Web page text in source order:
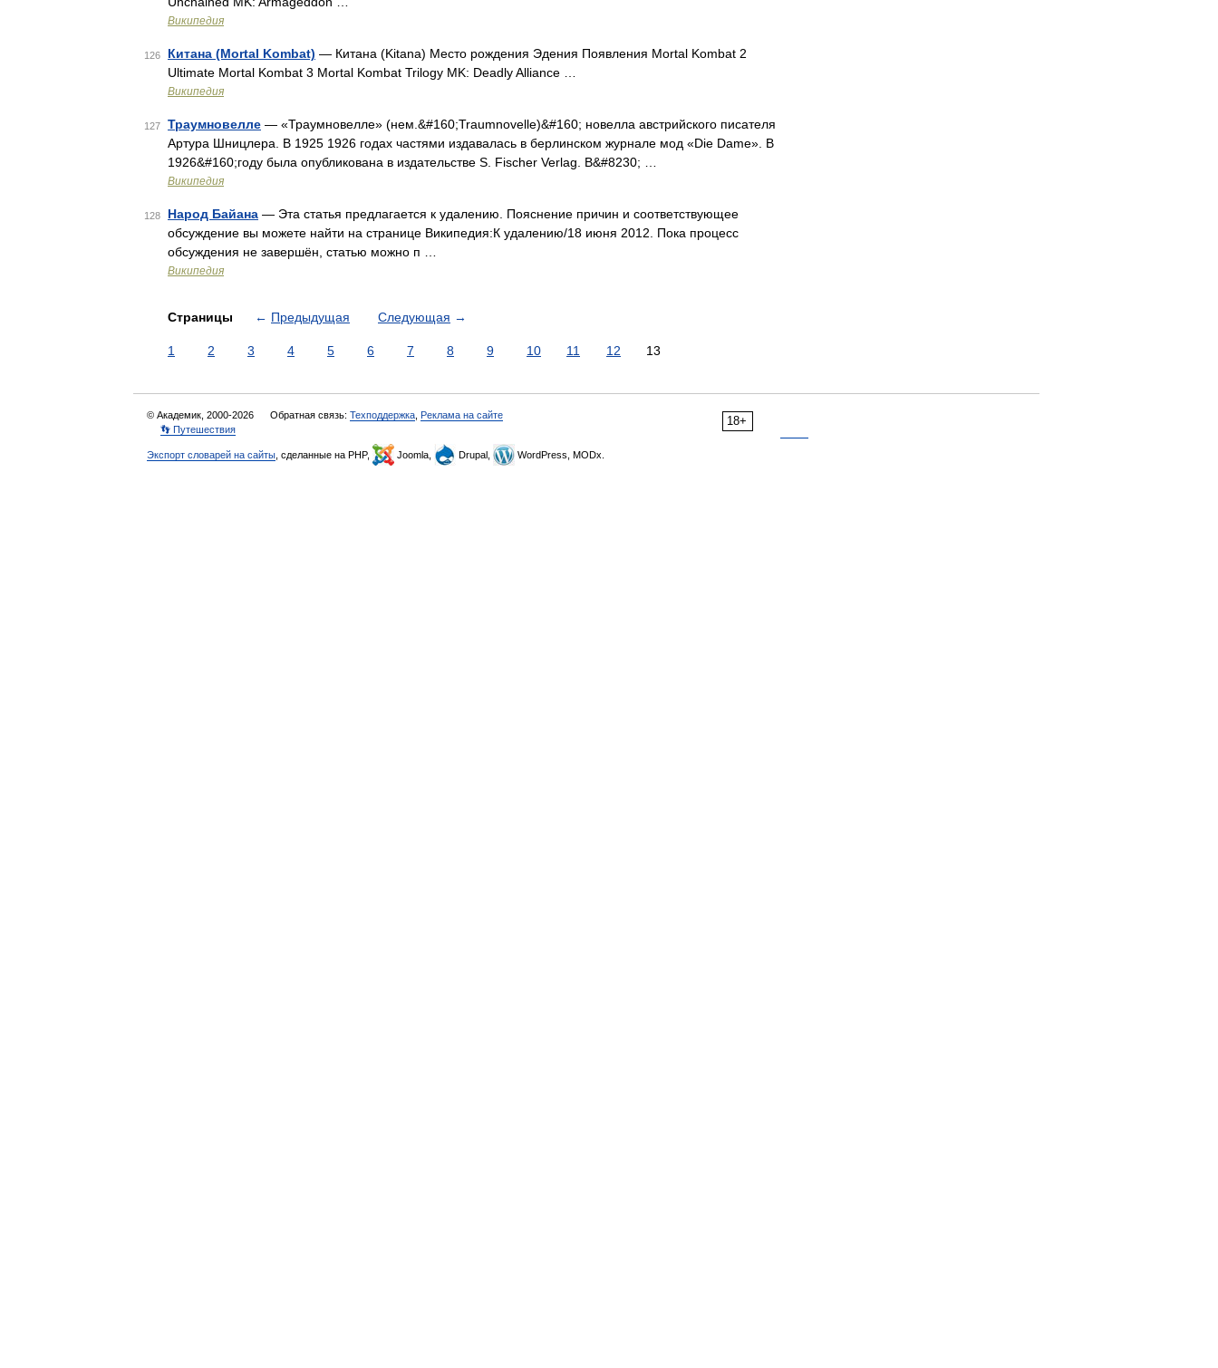
Википедия
126 Китана (Mortal Kombat) — Китана (Kitana) Место рождения Эдения Появления Mortal Kombat 2
Ultimate Mortal Kombat 3 Mortal Kombat Trilogy MK: Deadly Alliance …
Википедия
127 Траумновелле — «Траумновелле» (нем.&#160;Traumnovelle)&#160; новелла австрийского писателя
Артура Шницлера. В 1925 1926 годах частями издавалась в берлинском журнале мод «Die Dame». В
1926&#160;году была опубликована в издательстве S. Fischer Verlag. В&#8230; …
Википедия
128 Народ Байана — Эта статья предлагается к удалению. Пояснение причин и соответствующее
обсуждение вы можете найти на странице Википедия:К удалению/18 июня 2012. Пока процесс
обсуждения не завершён, статью можно п …
Википедия
Страницы ← Предыдущая Следующая →
1 2 3 4 5 6 7 8 9 10 11 12 13
18+
© Академик, 2000-2026 Обратная связь: Техподдержка Реклама на сайте
👣 Путешествия
Экспорт словарей на сайты , сделанные на PHP, Joomla, Drupal, WordPress, MODx.